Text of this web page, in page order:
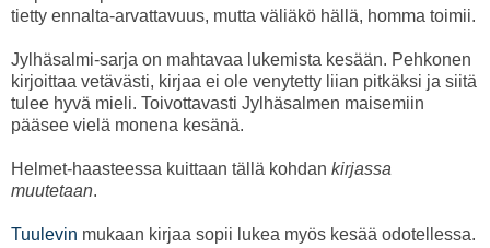
tietty ennalta-arvattavuus, mutta väliäkö hällä, homma toimii.
Jylhäsalmi-sarja on mahtavaa lukemista kesään. Pehkonen
kirjoittaa vetävästi, kirjaa ei ole venytetty liian pitkäksi ja siitä
tulee hyvä mieli. Toivottavasti Jylhäsalmen maisemiin
pääsee vielä monena kesänä.
Helmet-haasteessa kuittaan tällä kohdan kirjassa
muutetaan.
Tuulevin mukaan kirjaa sopii lukea myös kesää odotellessa.